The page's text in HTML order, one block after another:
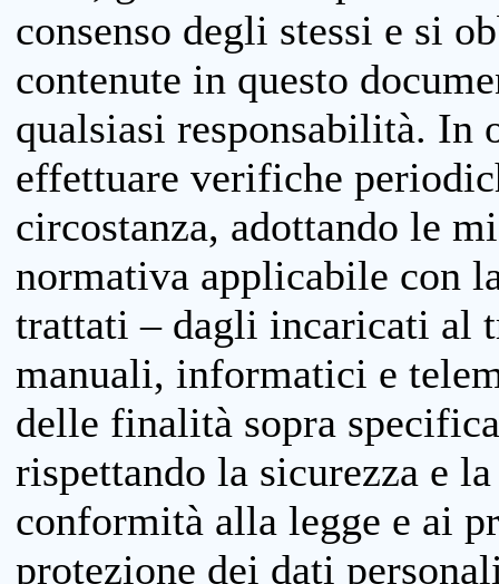
consenso degli stessi e si
contenute in questo
qualsiasi responsabilità. In
effettuare verifiche
circostanza, adottando le
normativa applicabile con
trattati – dagli incaricati al
manuali, informatici e
delle finalità sopra
rispettando la sicurezza e
conformità alla legge e ai
protezione dei dati